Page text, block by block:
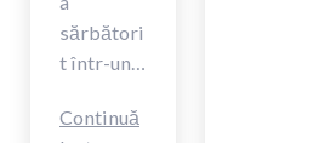
sărbători
t într-un…
Continuă